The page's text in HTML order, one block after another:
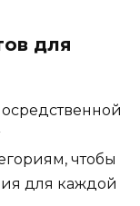
для
чтобы
для каждой